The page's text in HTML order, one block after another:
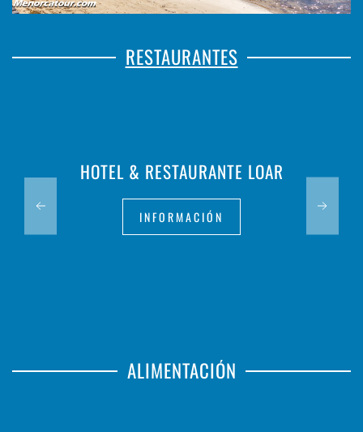
RESTAURANTES
HOTEL & RESTAURANTE LOAR
INFORMACIÓN
ALIMENTACIÓN